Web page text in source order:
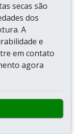
secas são
dos
A
e
em contato
agora